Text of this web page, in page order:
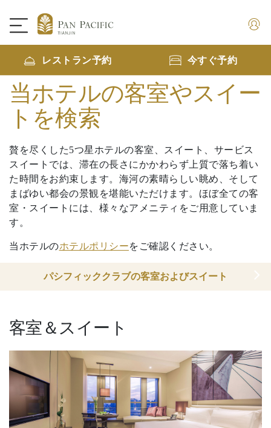
レストラン予約 今すぐ予約
当ホテルの客室やスイー
トを検索
贅を尽くした5つ星ホテルの客室、スイート、サービス
スイートでは、滞在の長さにかかわらず上質で落ち着い
た時間をお約束します。海河の素晴らしい眺め、そして
まばゆい都会の景観を堪能いただけます。ほぼ全ての客
室・スイートには、様々なアメニティをご用意していま
す。
当ホテルのホテルポリシーをご確認ください。
パシフィッククラブの客室およびスイート
客室＆スイート